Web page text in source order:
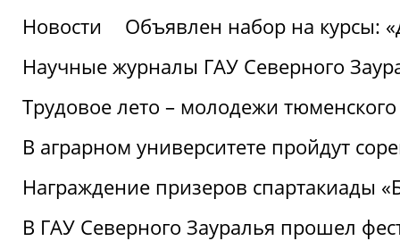
Новости
Объявлен набор на курсы:
Научные журналы ГАУ Северного
Трудовое лето – молодежи
В аграрном университете пройдут
Награждение призеров спартакиады
В ГАУ Северного Зауралья прошел